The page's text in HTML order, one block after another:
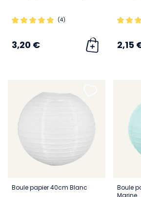
(4)
3,20 € 2,15
Boule papier 40cm Blanc
Boule
Marine